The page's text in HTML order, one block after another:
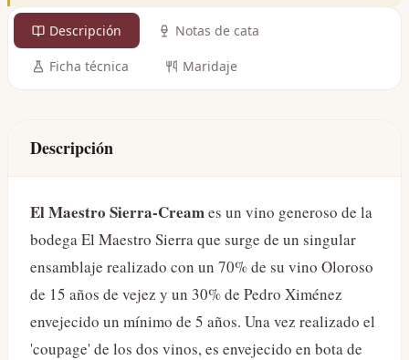
Descripción Notas de cata
Ficha técnica Maridaje
Descripción
El Maestro Sierra-Creames un vino generoso de la
bodega El Maestro Sierra que surge de un singular
ensamblaje realizado con un 70% de su vino Oloroso
de 15 años de vejez y un 30% de Pedro Ximénez
envejecido un mínimo de 5 años. Una vez realizado el
'coupage' de los dos vinos, es envejecido en bota de